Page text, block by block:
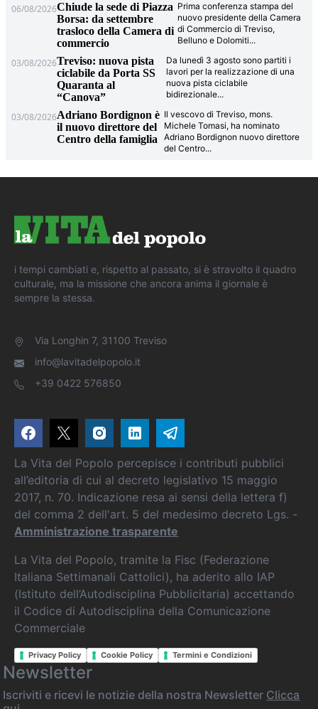
06/08/2026Chiude la sede di Piazza
Borsa: da settembre
trasloco della Camera di
commercio
Prima conferenza stampa del
nuovo presidente della Camera
di Commercio di Treviso,
Belluno e Dolomiti...
03/08/2026Treviso: nuova pista
ciclabile da Porta SS
Quaranta al
“Canova”
Da lunedì 3 agosto sono partiti i
lavori per la realizzazione di una
nuova pista ciclabile
bidirezionale...
03/08/2026Adriano Bordignon è
il nuovo direttore del
Centro della famiglia
Il vescovo di Treviso, mons.
Michele Tomasi, ha nominato
Adriano Bordignon nuovo direttore
del Centro...
i tempi cambiati e, rispetto al passato, si è stravolto il quadro
culturale, ma la missione che ancora anima il giornale è
sempre la stessa.
Via Longhin 7, 31100 Treviso
info@lavitadelpopolo.it
+39 0422 576850
La Vita del Popolo percepisce i contributi pubblici
all’editoria di cui al decreto legislativo 15 maggio
2017, n. 70. Indicazione resa ai sensi della lettera f)
del comma 2 dell'art. 5 del medesimo decreto Lgs. -
Amministrazione trasparente
La Vita del Popolo, tramite la Fisc (Federazione
Italiana Settimanali Cattolici), ha aderito allo IAP
(Istituto dell’Autodisciplina Pubblicitaria) accettando
il Codice di Autodisciplina della Comunicazione
Commerciale
Privacy Policy Cookie Policy Termini e Condizioni
Newsletter
Iscriviti e ricevi le notizie della nostra Newsletter Clicca